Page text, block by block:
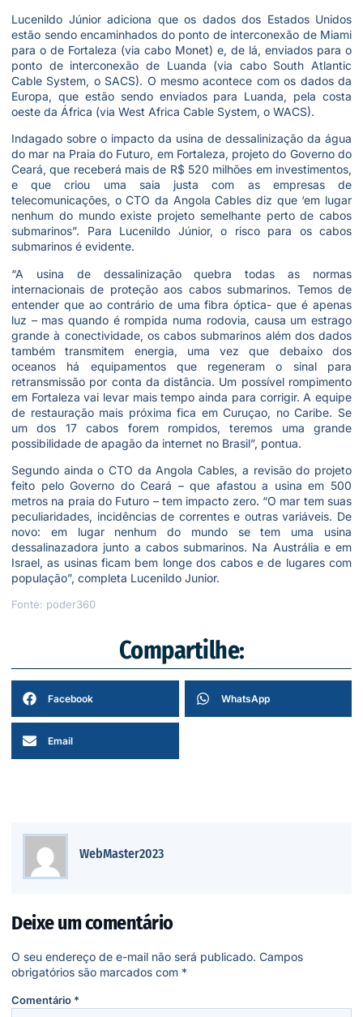
Lucenildo Júnior adiciona que os dados dos Estados Unidos
estão sendo encaminhados do ponto de interconexão de Miami
para o de Fortaleza (via cabo Monet) e, de lá, enviados para o
ponto de interconexão de Luanda (via cabo South Atlantic
Cable System, o SACS). O mesmo acontece com os dados da
Europa, que estão sendo enviados para Luanda, pela costa
oeste da África (via West Africa Cable System, o WACS).
Indagado sobre o impacto da usina de dessalinização da água
do mar na Praia do Futuro, em Fortaleza, projeto do Governo do
Ceará, que receberá mais de R$ 520 milhões em investimentos,
e que criou uma saia justa com as empresas de
telecomunicações, o CTO da Angola Cables diz que ‘em lugar
nenhum do mundo existe projeto semelhante perto de cabos
submarinos”. Para Lucenildo Júnior, o risco para os cabos
submarinos é evidente.
“A usina de dessalinização quebra todas as normas
internacionais de proteção aos cabos submarinos. Temos de
entender que ao contrário de uma fibra óptica- que é apenas
luz – mas quando é rompida numa rodovia, causa um estrago
grande à conectividade, os cabos submarinos além dos dados
também transmitem energia, uma vez que debaixo dos
oceanos há equipamentos que regeneram o sinal para
retransmissão por conta da distância. Um possível rompimento
em Fortaleza vai levar mais tempo ainda para corrigir. A equipe
de restauração mais próxima fica em Curuçao, no Caribe. Se
um dos 17 cabos forem rompidos, teremos uma grande
possibilidade de apagão da internet no Brasil”, pontua.
Segundo ainda o CTO da Angola Cables, a revisão do projeto
feito pelo Governo do Ceará – que afastou a usina em 500
metros na praia do Futuro – tem impacto zero. “O mar tem suas
peculiaridades, incidências de correntes e outras variáveis. De
novo: em lugar nenhum do mundo se tem uma usina
dessalinazadora junto a cabos submarinos. Na Austrália e em
Israel, as usinas ficam bem longe dos cabos e de lugares com
população”, completa Lucenildo Junior.
Fonte: poder360
Compartilhe:
Facebook WhatsApp
Email
WebMaster2023
Deixe um comentário
O seu endereço de e-mail não será publicado. Campos
obrigatórios são marcados com *
Comentário *